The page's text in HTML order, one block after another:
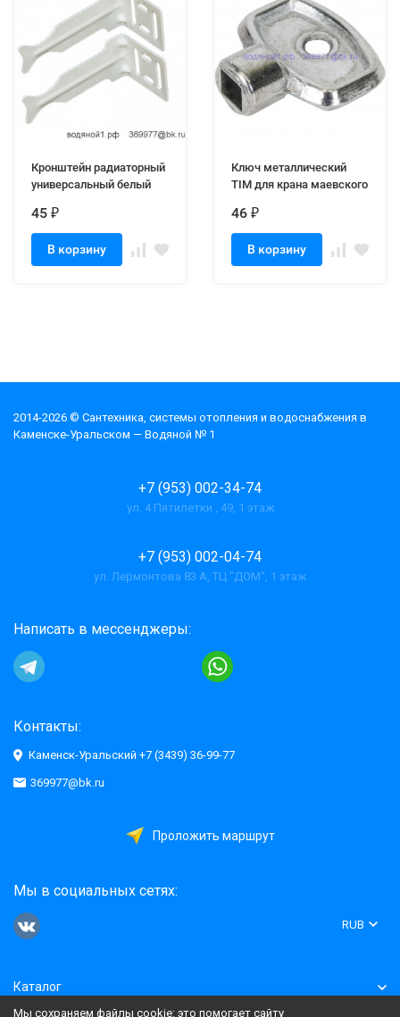
Кронштейн радиаторный
универсальный белый
45 ₽
В корзину
Ключ металлический
TIM для крана маевского
46 ₽
В корзину
2014-2026 © Cантехника, системы отопления и водоснабжения в
Каменске-Уральском — Водяной № 1
+7 (953) 002-34-74
ул. 4 Пятилетки , 49, 1 этаж
+7 (953) 002-04-74
ул. Лермонтова 83 А, ТЦ "ДОМ", 1 этаж
Написать в мессенджеры:
Контакты:
Каменск-Уральский +7 (3439) 36-99-77
369977@bk.ru
Проложить маршрут
Мы в социальных сетях:
RUB
Каталог
Мы сохраняем файлы cookie: это помогает сайту